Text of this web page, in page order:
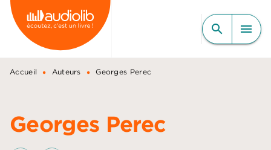
MENU RECHERCHE
CONTENU
PIED DE PAGE
search menu
Accueil • Auteurs • Georges Perec
Georges Perec